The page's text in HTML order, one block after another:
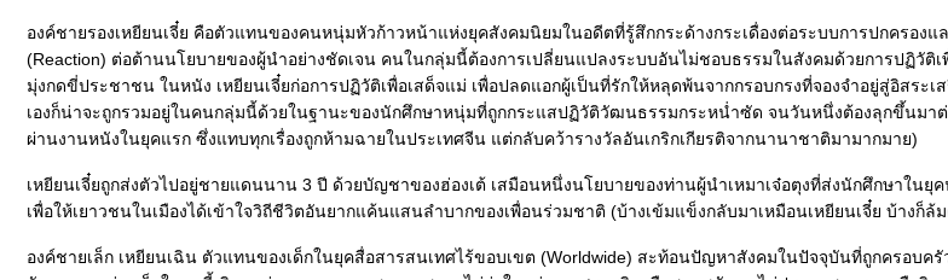
องค์ชายรองเหยียนเจี๋ย คือตัวแทนของคนหนุ่มหัวก้าวหน้าแห่งยุคสังคมนิยมในอดีตที่รู้สึกกระด้างกระเดื่องต่อระบบการปกครอง
(Reaction) ต่อต้านนโยบายของผู้นำอย่างชัดเจน คนในกลุ่มนี้ต้องการเปลี่ยนแปลงระบบอันไม่ชอบธรรมในสังคมด้วยการปฏิวัติ
มุ่งกดขี่ประชาชน ในหนัง เหยียนเจี๋ยก่อการปฏิวัติเพื่อเสด็จแม่ เพื่อปลดแอกผู้เป็นที่รักให้หลุดพ้นจากกรอบกรงที่จองจำอยู่สู่อิสระเ
เองก็น่าจะถูกรวมอยู่ในคนกลุ่มนี้ด้วยในฐานะของนักศึกษาหนุ่มที่ถูกกระแสปฏิวัติวัฒนธรรมกระหน่ำซัด จนวันหนึ่งต้องลุกขึ้นมา
ผ่านงานหนังในยุคแรก ซึ่งแทบทุกเรื่องถูกห้ามฉายในประเทศจีน แต่กลับคว้ารางวัลอันเกริกเกียรติจากนานาชาติมามากมาย)
เหยียนเจี๋ยถูกส่งตัวไปอยู่ชายแดนนาน 3 ปี ด้วยบัญชาของฮ่องเต้ เสมือนหนึ่งนโยบายของท่านผู้นำเหมาเจ๋อตุงที่ส่งนักศึกษาใน
เพื่อให้เยาวชนในเมืองได้เข้าใจวิถีชีวิตอันยากแค้นแสนลำบากของเพื่อนร่วมชาติ (บ้างเข้มแข็งกลับมาเหมือนเหยียนเจี๋ย บ้างก็ล้
องค์ชายเล็ก เหยียนเฉิน ตัวแทนของเด็กในยุคสื่อสารสนเทศไร้ขอบเขต (Worldwide) สะท้อนปัญหาสังคมในปัจจุบันที่ถูกครอบค